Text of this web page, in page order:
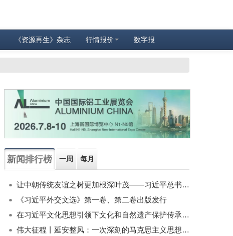
《资源再生》杂志 行情报价 数字报
新闻排行榜 一周 每月
让中朝传统友谊之树更加根深叶茂——习近平总书记对朝鲜进行国事访问纪实
《习近平外交文选》第一卷、第二卷出版发行
在习近平文化思想引领下文化和自然遗产保护传承利用工作开创新局面
伟大征程丨延安整风：一次深刻的马克思主义思想教育运动